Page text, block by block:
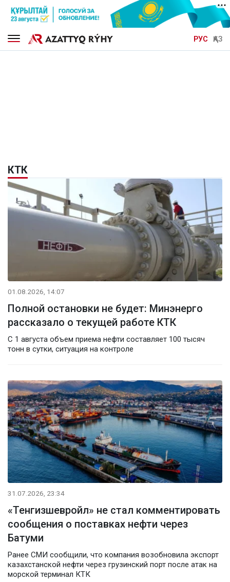
РУС ҚАЗ
КТК
01.08.2026, 14:07
Полной остановки не будет: Минэнерго
рассказало о текущей работе КТК
С 1 августа объем приема нефти составляет 100 тысяч
тонн в сутки, ситуация на контроле
31.07.2026, 23:34
«Тенгизшевройл» не стал комментировать
сообщения о поставках нефти через
Батуми
Ранее СМИ сообщили, что компания возобновила экспорт
казахстанской нефти через грузинский порт после атак на
морской терминал КТК